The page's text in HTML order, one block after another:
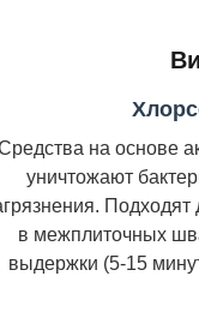
на основе
уничтожают
в межплиточных
выдержки (5-15